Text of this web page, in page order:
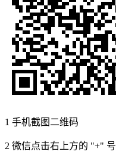
1 手机截图二维码
2 微信点击右上方的 "+" 号